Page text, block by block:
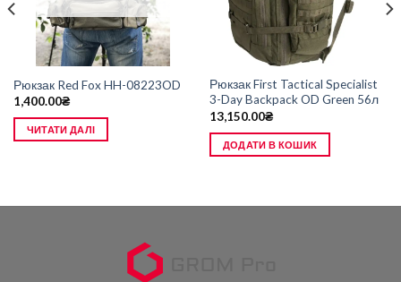
Рюкзак Red Fox HH-08223OD
1,400.00₴
ЧИТАТИ ДАЛІ
Рюкзак First Tactical Specialist
3-Day Backpack OD Green 56л
13,150.00₴
ДОДАТИ В КОШИК